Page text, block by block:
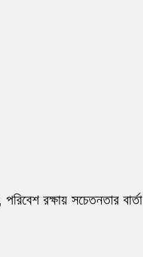
রক্ষায় সচেতনতার বার্তা